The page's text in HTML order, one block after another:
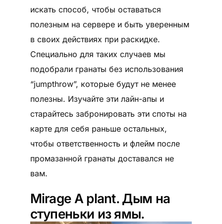
искать способ, чтобы оставаться
полезным на сервере и быть уверенным
в своих действиях при раскидке.
Специально для таких случаев мы
подобрали гранаты без использования
“jumpthrow”, которые будут не менее
полезны. Изучайте эти лайн-апы и
старайтесь забронировать эти споты на
карте для себя раньше остальных,
чтобы ответственность и флейм после
промазанной гранаты доставался не
вам.
Mirage А plant. Дым на
ступеньки из ямы.